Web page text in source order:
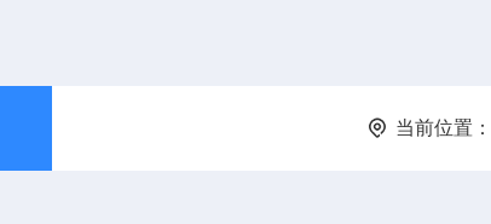
当前位置：